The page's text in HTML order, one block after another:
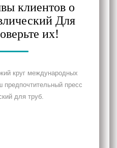
клиентов о
Для
их!
круг международных
предпочтительный пресс
для труб.